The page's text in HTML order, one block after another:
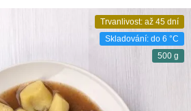
Trvanlivost: až 45 dní
Skladování: do 6 °C
500 g